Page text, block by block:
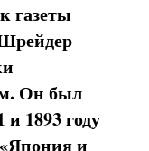
газеты
Он был
1893 году
и